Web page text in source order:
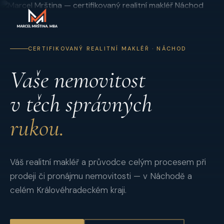
CERTIFIKOVANÝ REALITNÍ MAKLÉŘ · NÁCHOD
Vaše nemovitost
v těch správných
rukou.
Váš realitní makléř a průvodce celým procesem při
prodeji či pronájmu nemovitosti — v Náchodě a
celém Královéhradeckém kraji.